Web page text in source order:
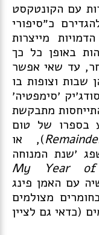
עם הקונטקסט
כ״סיפורי
מייצרות
באופן כל כך
עד שאי אפשר
שבות וצופות בו
׳סימפטיה׳
התייחסות מתבקשת
בספרו של טום
, 2005), או
׳שנת המנוחה
My Year of
עם האמן פינג
מצולמים
(כדאי גם לציין